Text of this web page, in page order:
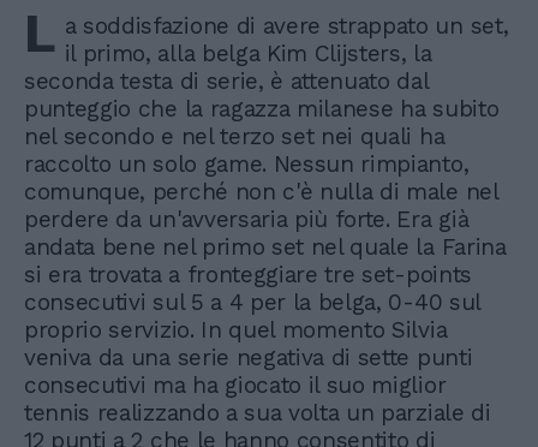
L a soddisfazione di avere strappato un set,
il primo, alla belga Kim Clijsters, la
seconda testa di serie, è attenuato dal
punteggio che la ragazza milanese ha subito
nel secondo e nel terzo set nei quali ha
raccolto un solo game. Nessun rimpianto,
comunque, perché non c'è nulla di male nel
perdere da un'avversaria più forte. Era già
andata bene nel primo set nel quale la Farina
si era trovata a fronteggiare tre set-points
consecutivi sul 5 a 4 per la belga, 0-40 sul
proprio servizio. In quel momento Silvia
veniva da una serie negativa di sette punti
consecutivi ma ha giocato il suo miglior
tennis realizzando a sua volta un parziale di
12 punti a 2 che le hanno consentito di